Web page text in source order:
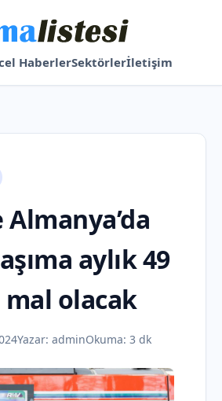
HaberlerSektörlerİletişim
Almanya’da
aylık 49
olacak
Yazar: adminOkuma: 3 dk